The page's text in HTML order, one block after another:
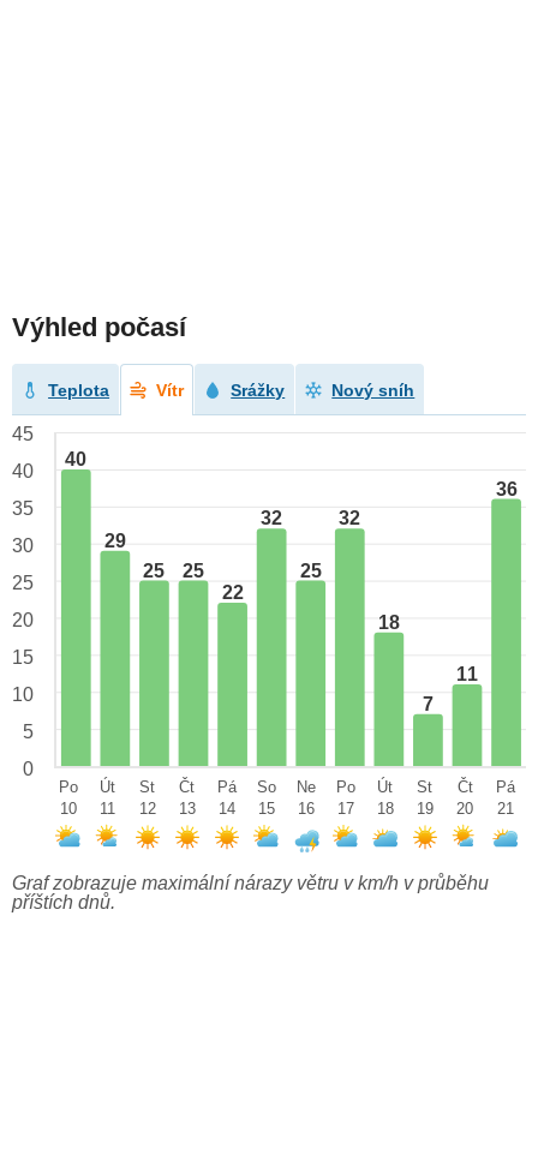
Výhled počasí
Teplota Vítr Srážky Nový sníh
40
29
25
25
22
32
25
32
18
7
11
36
45
40
35
30
25
20
15
10
5
0
Po
10
Út
11
St
12
Čt
13
Pá
14
So
15
Ne
16
Po
17
Út
18
St
19
Čt
20
Pá
21
Graf zobrazuje maximální nárazy větru v km/h v průběhu
příštích dnů.